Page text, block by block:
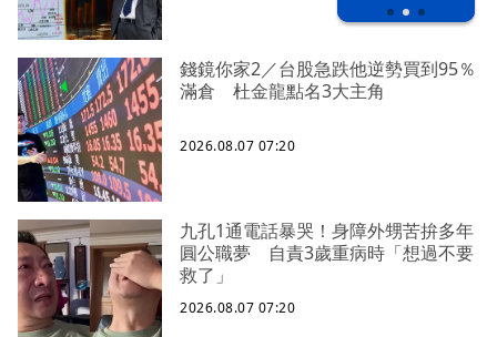
錢鏡你家2／台股急跌他逆勢買到95％
滿倉 杜金龍點名3大主角
2026.08.07 07:20
九孔1通電話暴哭！身障外甥苦拚多年
圓公職夢 自責3歲重病時「想過不要
救了」
2026.08.07 07:20